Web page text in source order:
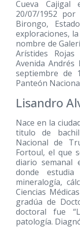
Cueva Cajigal
20/07/1952
Birongo,
exploraciones,
nombre de
Arístides
Avenida Andrés
septiembre de
Panteón
Lisandro
Nace en la
titulo de
Nacional de
Fortoul, el que
diario semanal
donde
mineralogía,
Ciencias
gradúa de
doctoral fue
patología.